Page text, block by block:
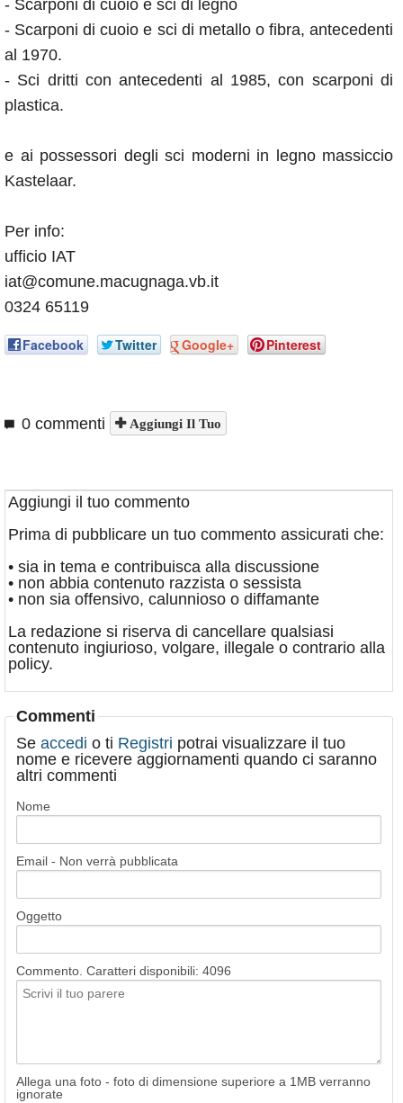
- Scarponi di cuoio e sci di legno
- Scarponi di cuoio e sci di metallo o fibra, antecedenti
al 1970.
- Sci dritti con antecedenti al 1985, con scarponi di
plastica.
e ai possessori degli sci moderni in legno massiccio
Kastelaar.
Per info:
ufficio IAT
iat@comune.macugnaga.vb.it
0324 65119
Facebook Twitter Google+ Pinterest
0 commenti Aggiungi Il Tuo
Aggiungi il tuo commento
Prima di pubblicare un tuo commento assicurati che:
• sia in tema e contribuisca alla discussione
• non abbia contenuto razzista o sessista
• non sia offensivo, calunnioso o diffamante
La redazione si riserva di cancellare qualsiasi
contenuto ingiurioso, volgare, illegale o contrario alla
policy.
Commenti
Se accedi o ti Registri potrai visualizzare il tuo
nome e ricevere aggiornamenti quando ci saranno
altri commenti
Nome
Email - Non verrà pubblicata
Oggetto
Commento. Caratteri disponibili: 4096
Allega una foto - foto di dimensione superiore a 1MB verranno
ignorate